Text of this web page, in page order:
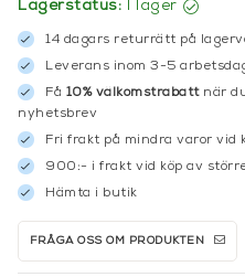
Lagerstatus: I lager
14 dagars returrätt på
Leverans inom 3-5
Få 10% välkomstrabattnär
nyhetsbrev
Fri frakt på mindra varor vid
900:- i frakt vid köp av
Hämta i butik
FRÅGA OSS OM PRODUKTEN